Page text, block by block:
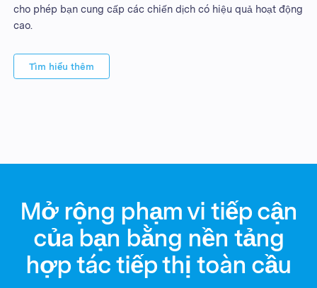
cho phép bạn cung cấp các chiến dịch có hiệu quả hoạt động
cao.
Tìm hiểu thêm
Mở rộng phạm vi tiếp cận
của bạn bằng nền tảng
hợp tác tiếp thị toàn cầu